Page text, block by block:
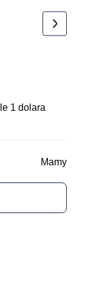
1 dolara
Mamy